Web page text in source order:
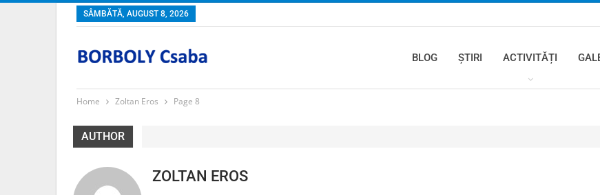
SÂMBĂTĂ, AUGUST 8, 2026
BLOG ȘTIRI ACTIVITĂȚI
Home Zoltan Eros Page 8
AUTHOR
ZOLTAN EROS